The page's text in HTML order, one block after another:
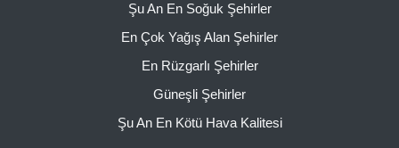
Şu An En Soğuk Şehirler
En Çok Yağış Alan Şehirler
En Rüzgarlı Şehirler
Güneşli Şehirler
Şu An En Kötü Hava Kalitesi